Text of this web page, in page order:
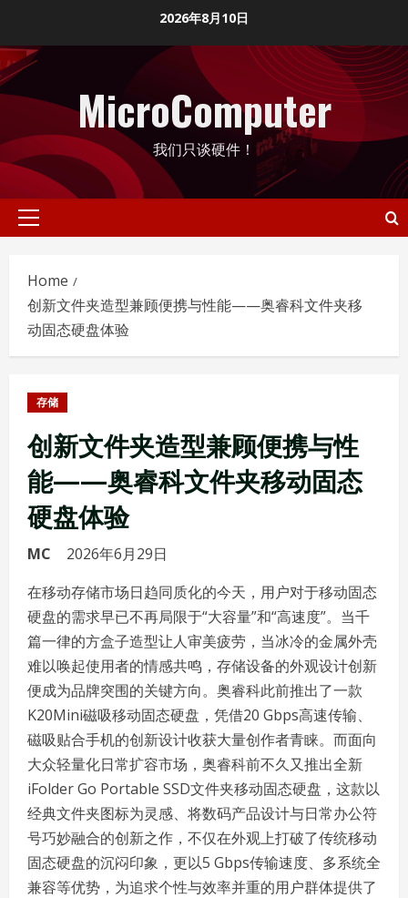
content
2026年8月10日
MicroComputer
我们只谈硬件！
Primary
Home
创新文件夹造型兼顾便携与性能——奥睿科文件夹移
动固态硬盘体验
存储
创新文件夹造型兼顾便携与性
能——奥睿科文件夹移动固态
硬盘体验
MC
2026年6月29日
在移动存储市场日趋同质化的今天，用户对于移动固态
硬盘的需求早已不再局限于“大容量”和“高速度”。当千
篇一律的方盒子造型让人审美疲劳，当冰冷的金属外壳
难以唤起使用者的情感共鸣，存储设备的外观设计创新
便成为品牌突围的关键方向。奥睿科此前推出了一款
K20Mini磁吸移动固态硬盘，凭借20 Gbps高速传输、
磁吸贴合手机的创新设计收获大量创作者青睐。而面向
大众轻量化日常扩容市场，奥睿科前不久又推出全新
iFolder Go Portable SSD文件夹移动固态硬盘，这款以
经典文件夹图标为灵感、将数码产品设计与日常办公符
号巧妙融合的创新之作，不仅在外观上打破了传统移动
固态硬盘的沉闷印象，更以5 Gbps传输速度、多系统全
兼容等优势，为追求个性与效率并重的用户群体提供了